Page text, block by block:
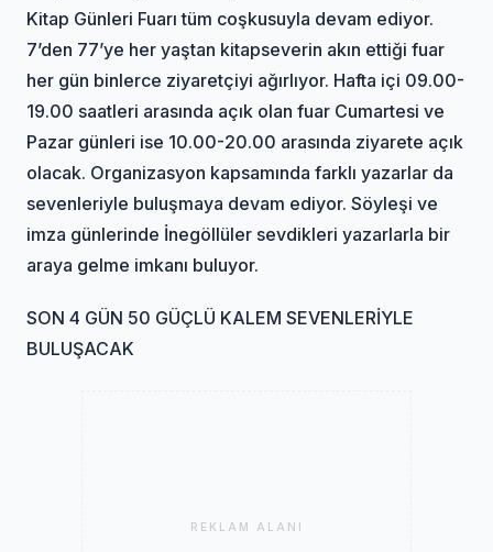
Kitap Günleri Fuarı tüm coşkusuyla devam ediyor.
7’den 77’ye her yaştan kitapseverin akın ettiği fuar
her gün binlerce ziyaretçiyi ağırlıyor. Hafta içi 09.00-
19.00 saatleri arasında açık olan fuar Cumartesi ve
Pazar günleri ise 10.00-20.00 arasında ziyarete açık
olacak. Organizasyon kapsamında farklı yazarlar da
sevenleriyle buluşmaya devam ediyor. Söyleşi ve
imza günlerinde İnegöllüler sevdikleri yazarlarla bir
araya gelme imkanı buluyor.
SON 4 GÜN 50 GÜÇLÜ KALEM SEVENLERİYLE
BULUŞACAK
REKLAM ALANI